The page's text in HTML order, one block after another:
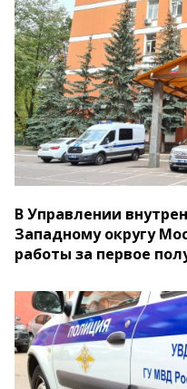
В Управлении
Западному округу
работы за первое